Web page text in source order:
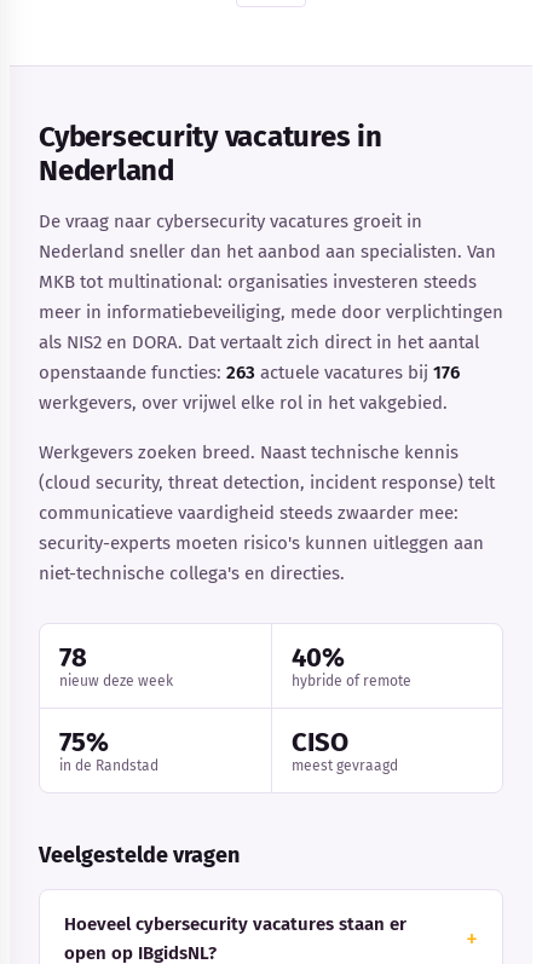
Cybersecurity vacatures in
Nederland
De vraag naar cybersecurity vacatures groeit in
Nederland sneller dan het aanbod aan specialisten. Van
MKB tot multinational: organisaties investeren steeds
meer in informatiebeveiliging, mede door verplichtingen
als NIS2 en DORA. Dat vertaalt zich direct in het aantal
openstaande functies: 263 actuele vacatures bij 176
werkgevers, over vrijwel elke rol in het vakgebied.
Werkgevers zoeken breed. Naast technische kennis
(cloud security, threat detection, incident response) telt
communicatieve vaardigheid steeds zwaarder mee:
security-experts moeten risico's kunnen uitleggen aan
niet-technische collega's en directies.
78
nieuw deze week
40%
hybride of remote
75%
in de Randstad
CISO
meest gevraagd
Veelgestelde vragen
Hoeveel cybersecurity vacatures staan er
open op IBgidsNL?